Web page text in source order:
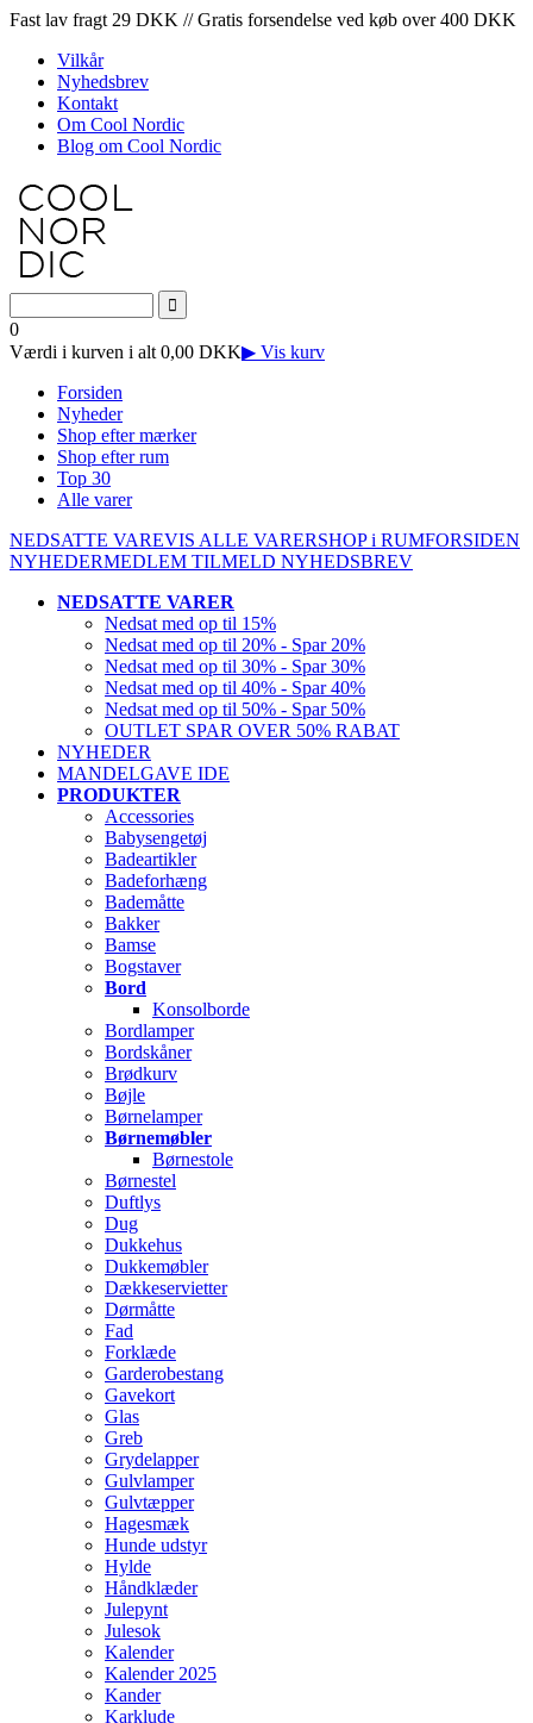
Fast lav fragt 29 DKK // Gratis forsendelse ved køb over 400 DKK
Vilkår
Nyhedsbrev
Kontakt
Om Cool Nordic
Blog om Cool Nordic
0
Værdi i kurven i alt 0,00 DKK▶ Vis kurv
Forsiden
Nyheder
Shop efter mærker
Shop efter rum
Top 30
Alle varer
NEDSATTE VAREVIS ALLE VARERSHOP i RUMFORSIDEN
NYHEDERMEDLEM TILMELD NYHEDSBREV
NEDSATTE VARER
Nedsat med op til 15%
Nedsat med op til 20% - Spar 20%
Nedsat med op til 30% - Spar 30%
Nedsat med op til 40% - Spar 40%
Nedsat med op til 50% - Spar 50%
OUTLET SPAR OVER 50% RABAT
NYHEDER
MANDELGAVE IDE
PRODUKTER
Accessories
Babysengetøj
Badeartikler
Badeforhæng
Bademåtte
Bakker
Bamse
Bogstaver
Bord
Konsolborde
Bordlamper
Bordskåner
Brødkurv
Bøjle
Børnelamper
Børnemøbler
Børnestole
Børnestel
Duftlys
Dug
Dukkehus
Dukkemøbler
Dækkeservietter
Dørmåtte
Fad
Forklæde
Garderobestang
Gavekort
Glas
Greb
Grydelapper
Gulvlamper
Gulvtæpper
Hagesmæk
Hunde udstyr
Hylde
Håndklæder
Julepynt
Julesok
Kalender
Kalender 2025
Kander
Karklude